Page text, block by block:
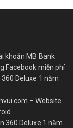
khoản MB Bank
Facebook miễn phí
Deluxe 1 năm
– Website
360 Deluxe 1 năm